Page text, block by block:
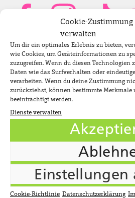
Cookie-Zustimmung
verwalten
Um dir ein optimales Erlebnis zu bieten,
wie Cookies, um Geräteinformationen zu
zuzugreifen. Wenn du diesen Technologien
Daten wie das Surfverhalten oder
verarbeiten. Wenn du deine Zustimmung
zurückziehst, können bestimmte Merkmale
beeinträchtigt werden.
Dienste verwalten
Einstellungen
Cookie-Richtlinie Datenschutzerklärung
Bundestagsabgeordnete
Newsletter
Impressum
Datenschutzerklärung
Cookie-Richtlinie (EU)
Suche